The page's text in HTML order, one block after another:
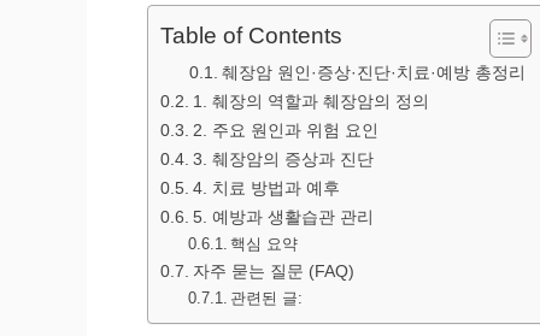
Table of Contents
췌장암 원인·증상·진단·치료·예방 총정리
1. 췌장의 역할과 췌장암의 정의
2. 주요 원인과 위험 요인
3. 췌장암의 증상과 진단
4. 치료 방법과 예후
5. 예방과 생활습관 관리
핵심 요약
자주 묻는 질문 (FAQ)
관련된 글: